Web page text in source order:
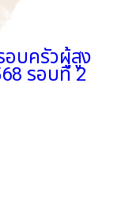
อบครัวผู้สูง
รอบที่ 2